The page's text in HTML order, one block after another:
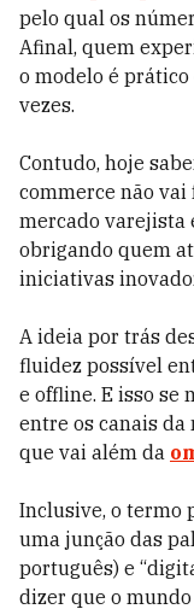
pelo qual os
Afinal, quem
o modelo é
vezes.
Contudo, hoje
commerce não vai
mercado varejista
obrigando quem
iniciativas
A ideia por trás
fluidez possível
e offline. E isso
entre os canais da
que vai além da
Inclusive, o termo
uma junção das
português) e
dizer que o